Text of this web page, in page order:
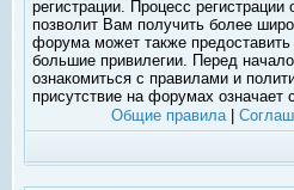
регистрации. Процесс
позволит Вам получить более
форума может также
большие привилегии. Перед
ознакомиться с правилами и
присутствие на форумах означает
Общие правила|